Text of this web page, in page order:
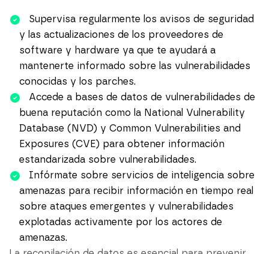
Supervisa regularmente los avisos de seguridad
y las actualizaciones de los proveedores de
software y hardware ya que te ayudará a
mantenerte informado sobre las vulnerabilidades
conocidas y los parches.
Accede a bases de datos de vulnerabilidades de
buena reputación como la National Vulnerability
Database (NVD) y Common Vulnerabilities and
Exposures (CVE) para obtener información
estandarizada sobre vulnerabilidades.
Infórmate sobre servicios de inteligencia sobre
amenazas para recibir información en tiempo real
sobre ataques emergentes y vulnerabilidades
explotadas activamente por los actores de
amenazas.